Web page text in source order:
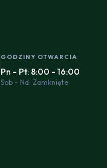
GODZINY OTWARCIA
Pn - Pt: 8:00 - 16:00
Sob - Nd: Zamknięte